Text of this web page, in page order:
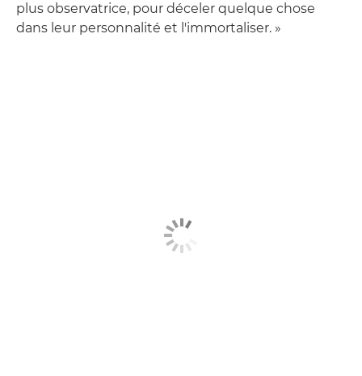
plus observatrice, pour déceler quelque chose
dans leur personnalité et l'immortaliser. »